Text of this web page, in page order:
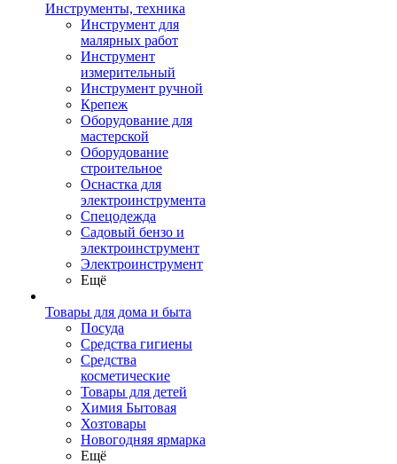
Инструменты, техника
Инструмент для
малярных работ
Инструмент
измерительный
Инструмент ручной
Крепеж
Оборудование для
мастерской
Оборудование
строительное
Оснастка для
электроинструмента
Спецодежда
Садовый бензо и
электроинструмент
Электроинструмент
Ещё
Товары для дома и быта
Посуда
Средства гигиены
Средства
косметические
Товары для детей
Химия Бытовая
Хозтовары
Новогодняя ярмарка
Ещё